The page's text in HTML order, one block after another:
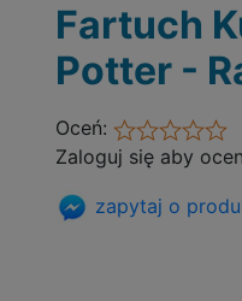
Fartuch
Potter -
Oceń:
Zaloguj się aby
zapytaj o